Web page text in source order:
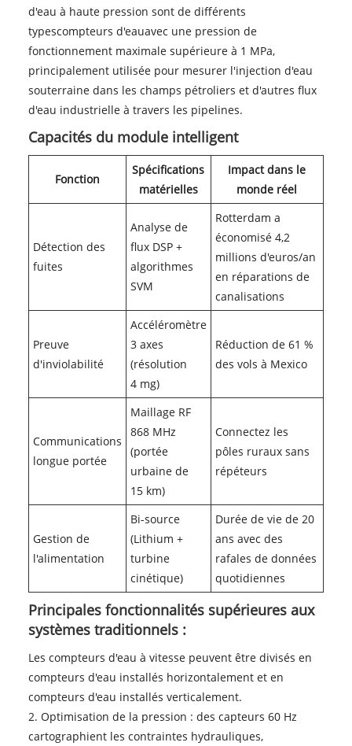
d'eau à haute pression sont de différents
typescompteurs d'eauavec une pression de
fonctionnement maximale supérieure à 1 MPa,
principalement utilisée pour mesurer l'injection d'eau
souterraine dans les champs pétroliers et d'autres flux
d'eau industrielle à travers les pipelines.
Capacités du module intelligent
Fonction
Spécifications
matérielles
Impact dans le
monde réel
Détection des
fuites
Analyse de
flux DSP +
algorithmes
SVM
Rotterdam a
économisé 4,2
millions d'euros/an
en réparations de
canalisations
Preuve
d'inviolabilité
Accéléromètre
3 axes
(résolution
4 mg)
Réduction de 61 %
des vols à Mexico
Communications
longue portée
Maillage RF
868 MHz
(portée
urbaine de
15 km)
Connectez les
pôles ruraux sans
répéteurs
Gestion de
l'alimentation
Bi-source
(Lithium +
turbine
cinétique)
Durée de vie de 20
ans avec des
rafales de données
quotidiennes
Principales fonctionnalités supérieures aux
systèmes traditionnels :
Les compteurs d'eau à vitesse peuvent être divisés en
compteurs d'eau installés horizontalement et en
compteurs d'eau installés verticalement.
2. Optimisation de la pression : des capteurs 60 Hz
cartographient les contraintes hydrauliques,